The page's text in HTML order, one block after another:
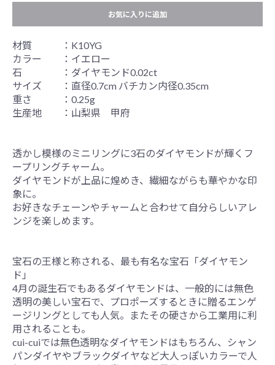
お気に入りに追加
材質 ：K10YG
カラー ：イエロー
石 ：ダイヤモンド0.02ct
サイズ ：直径0.7cm バチカン内径0.35cm
重さ ：0.25g
生産地 ：山梨県 甲府
透かし模様のミニリングに3石のダイヤモンドが輝くフ
ープリングチャーム。
ダイヤモンドが上品に煌めき、繊細ながらも華やかな印
象に。
お好きなチェーンやチャームと合わせて自分らしいアレ
ンジを楽しめます。
宝石の王様と称される、最も有名な宝石「ダイヤモン
ド」
4月の誕生石でもあるダイヤモンドは、一般的には無色
透明の美しい宝石で、プロポーズするときに贈るエンゲ
ージリングとしても人気。またその硬さから工業用に利
用されることも。
cui-cuiでは無色透明なダイヤモンドはもちろん、シャン
パンダイヤやブラックダイヤなど大人っぽいカラーで人